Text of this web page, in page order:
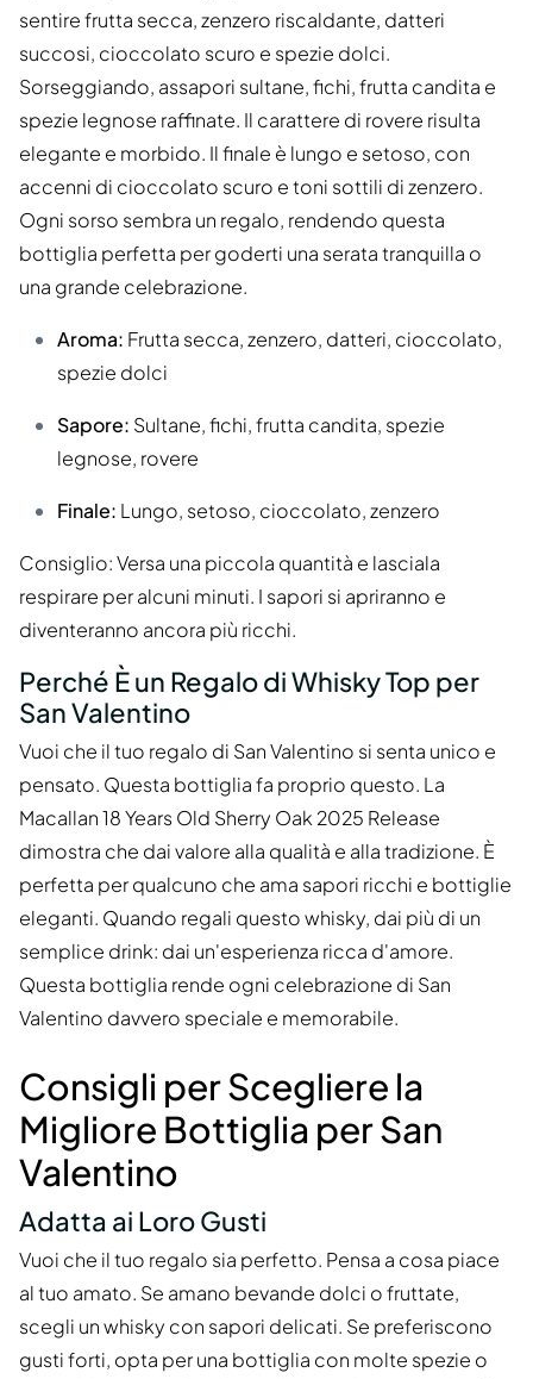
sentire frutta secca, zenzero riscaldante, datteri
succosi, cioccolato scuro e spezie dolci.
Sorseggiando, assapori sultane, fichi, frutta candita e
spezie legnose raffinate. Il carattere di rovere risulta
elegante e morbido. Il finale è lungo e setoso, con
accenni di cioccolato scuro e toni sottili di zenzero.
Ogni sorso sembra un regalo, rendendo questa
bottiglia perfetta per goderti una serata tranquilla o
una grande celebrazione.
Aroma: Frutta secca, zenzero, datteri, cioccolato,
spezie dolci
Sapore: Sultane, fichi, frutta candita, spezie
legnose, rovere
Finale: Lungo, setoso, cioccolato, zenzero
Consiglio: Versa una piccola quantità e lasciala
respirare per alcuni minuti. I sapori si apriranno e
diventeranno ancora più ricchi.
Perché È un Regalo di Whisky Top per
San Valentino
Vuoi che il tuo regalo di San Valentino si senta unico e
pensato. Questa bottiglia fa proprio questo. La
Macallan 18 Years Old Sherry Oak 2025 Release
dimostra che dai valore alla qualità e alla tradizione. È
perfetta per qualcuno che ama sapori ricchi e bottiglie
eleganti. Quando regali questo whisky, dai più di un
semplice drink: dai un'esperienza ricca d'amore.
Questa bottiglia rende ogni celebrazione di San
Valentino davvero speciale e memorabile.
Consigli per Scegliere la
Migliore Bottiglia per San
Valentino
Adatta ai Loro Gusti
Vuoi che il tuo regalo sia perfetto. Pensa a cosa piace
al tuo amato. Se amano bevande dolci o fruttate,
scegli un whisky con sapori delicati. Se preferiscono
gusti forti, opta per una bottiglia con molte spezie o